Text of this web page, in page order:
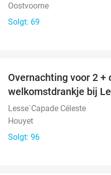
Oostvoorne
Solgt: 69
Overnachting voor 2 +
welkomstdrankje bij
Lesse´Capade Céleste
Houyet
Solgt: 96